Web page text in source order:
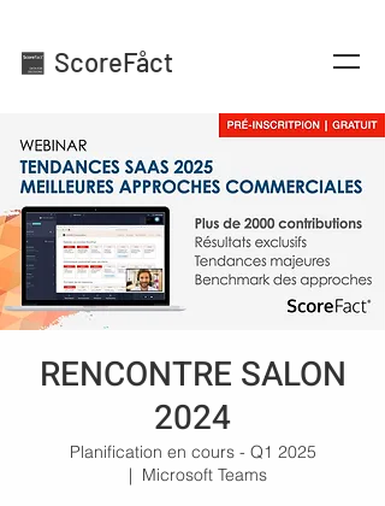
ScoreFåct
RENCONTRE SALON
2024
Planification en cours - Q1 2025
  |
Microsoft Teams